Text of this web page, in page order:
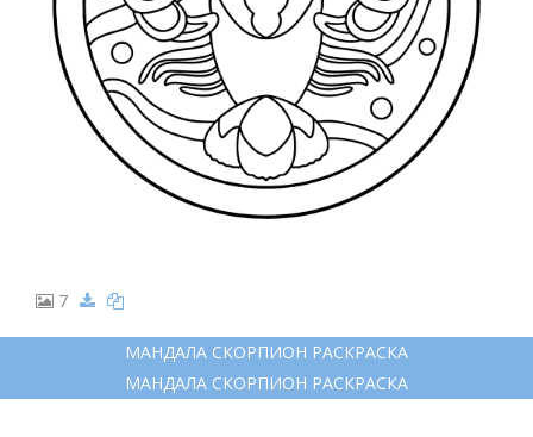
7
МАНДАЛА СКОРПИОН РАСКРАСКА
МАНДАЛА СКОРПИОН РАСКРАСКА